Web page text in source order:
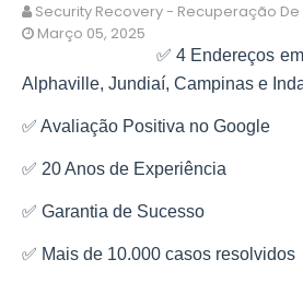
Security Recovery - Recuperação De
Março 05, 2025
✅ 4 Endereços
Alphaville, Jundiaí, Campinas e
✅ Avaliação Positiva no Google
✅ 20 Anos de Experiência
✅ Garantia de Sucesso
✅ Mais de 10.000 casos resolvidos